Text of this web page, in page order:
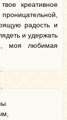
креативное
радость и
и удержать
моя любимая